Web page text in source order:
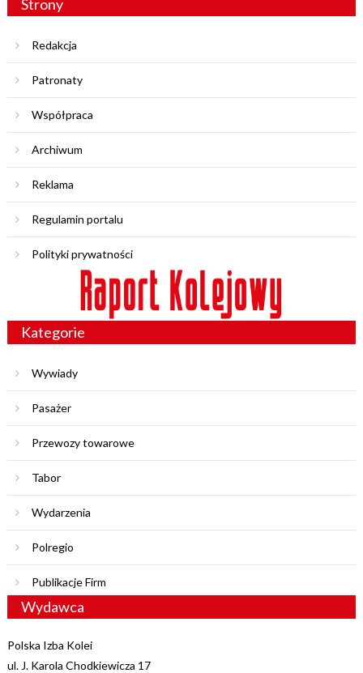
Strony
Redakcja
Patronaty
Współpraca
Archiwum
Reklama
Regulamin portalu
Polityki prywatności
Kategorie
Wywiady
Pasażer
Przewozy towarowe
Tabor
Wydarzenia
Polregio
Publikacje Firm
Wydawca
Polska Izba Kolei
ul. J. Karola Chodkiewicza 17